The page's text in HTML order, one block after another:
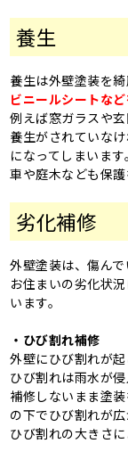
養生
養生は外壁塗装を
ビニールシートな
例えば窓ガラスや玄
養生がされていな
になってしまいます。
車や庭木なども保護
劣化補修
外壁塗装は、傷んで
お住まいの劣化状
います。
・ひび割れ補修
外壁にひび割れが起
ひび割れは雨水が
補修しないまま塗
の下でひび割れが広
ひび割れの大きさ